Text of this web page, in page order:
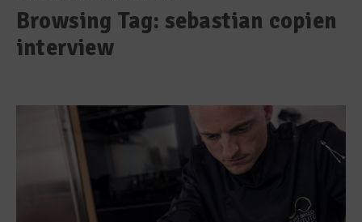
Browsing Tag: sebastian copien
interview